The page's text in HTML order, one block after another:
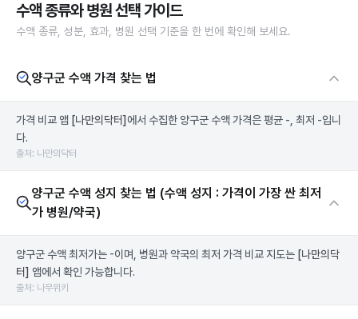
수액 종류와 병원 선택 가이드
수액 종류, 성분, 효과, 병원 선택 기준을 한 번에 확인해 보세요.
양구군 수액 가격 찾는 법
가격 비교 앱 [나만의닥터] 에서 수집한 양구군 수액 가격은 평균 -, 최저 -입니
다.
출처: 나만의닥터
양구군 수액 성지 찾는 법 (수액 성지 : 가격이 가장 싼 최저
가 병원/약국)
양구군 수액 최저가는 -이며, 병원과 약국의 최저 가격 비교 지도는 [나만의닥
터] 앱에서 확인 가능합니다.
출처: 나무위키